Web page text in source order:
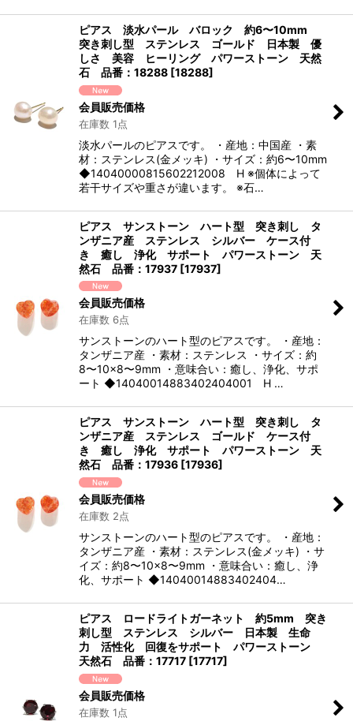
ピアス 淡水パール バロック 約6〜10mm
突き刺し型 ステンレス ゴールド 日本製 優
しさ 美容 ヒーリング パワーストーン 天然
石 品番：18288 [18288]
会員販売価格
在庫数 1点
淡水パールのピアスです。 ・産地：中国産 ・素
材：ステンレス(金メッキ) ・サイズ：約6〜10mm
◆14040000815602212008 H ※個体によって
若干サイズや重さが違います。 ※石…
ピアス サンストーン ハート型 突き刺し タ
ンザニア産 ステンレス シルバー ケース付
き 癒し 浄化 サポート パワーストーン 天
然石 品番：17937 [17937]
会員販売価格
在庫数 6点
サンストーンのハート型のピアスです。 ・産地：
タンザニア産 ・素材：ステンレス ・サイズ：約
8〜10×8〜9mm ・意味合い：癒し、浄化、サポ
ート ◆14040014883402404001 H …
ピアス サンストーン ハート型 突き刺し タ
ンザニア産 ステンレス ゴールド ケース付
き 癒し 浄化 サポート パワーストーン 天
然石 品番：17936 [17936]
会員販売価格
在庫数 2点
サンストーンのハート型のピアスです。 ・産地：
タンザニア産 ・素材：ステンレス(金メッキ) ・サ
イズ：約8〜10×8〜9mm ・意味合い：癒し、浄
化、サポート ◆14040014883402404…
ピアス ロードライトガーネット 約5mm 突き
刺し型 ステンレス シルバー 日本製 生命
力 活性化 回復をサポート パワーストーン
天然石 品番：17717 [17717]
会員販売価格
在庫数 1点